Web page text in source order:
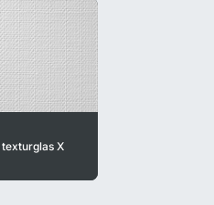
texturglas X